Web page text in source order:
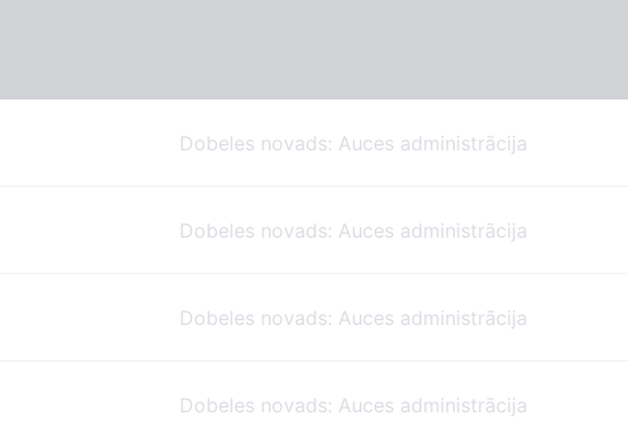
Dobeles novads: Auces administrācija
Dobeles novads: Auces administrācija
Dobeles novads: Auces administrācija
Dobeles novads: Auces administrācija